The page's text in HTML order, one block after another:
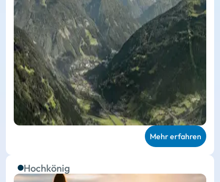
Mehr erfahren
Hochkönig